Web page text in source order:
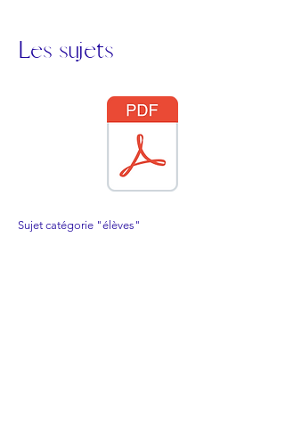
Les sujets
Sujet catégorie "élèves"